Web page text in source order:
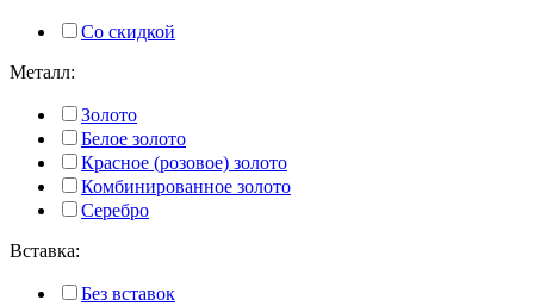
Со скидкой
Металл:
Золото
Белое золото
Красное (розовое) золото
Комбинированное золото
Серебро
Вставка:
Без вставок